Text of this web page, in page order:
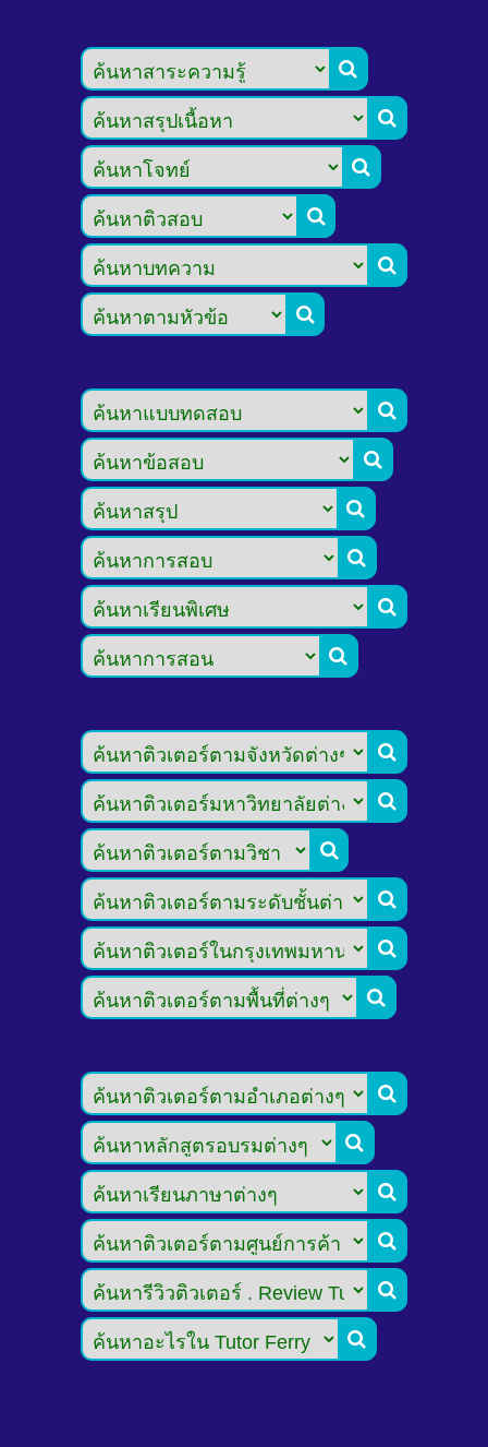























